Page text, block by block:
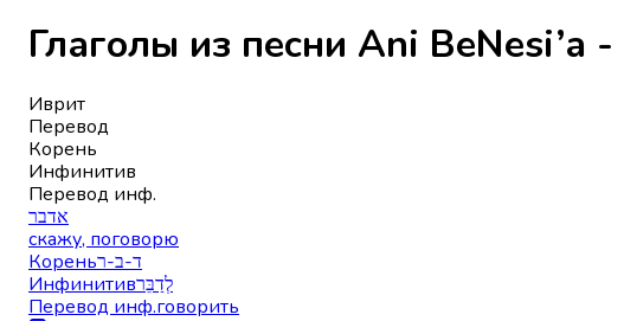
Иврит
Перевод
Корень
Инфинитив
Перевод инф.
אדבר
скажу, поговорю
Кореньד-ב-ר
Инфинитивלְדַבֵּר
Перевод инф.говорить